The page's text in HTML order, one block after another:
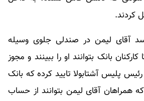
کردند.
آقای لیمن در صندلی جلوی وسیله
کارکنان بانک بتوانند او را ببینند و مجوز
پلیس آشتابولا تایید کرده که بانک
همراهان آقای لیمن بتوانند از حساب